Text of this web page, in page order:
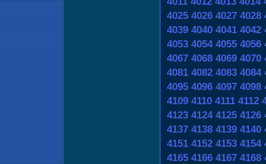
4025 4026 4027 4028
4039 4040 4041 4042
4053 4054 4055 4056
4067 4068 4069 4070
4081 4082 4083 4084
4095 4096 4097 4098
4109 4110 4111 4112
4123 4124 4125 4126
4137 4138 4139 4140
4151 4152 4153 4154
4165 4166 4167 4168